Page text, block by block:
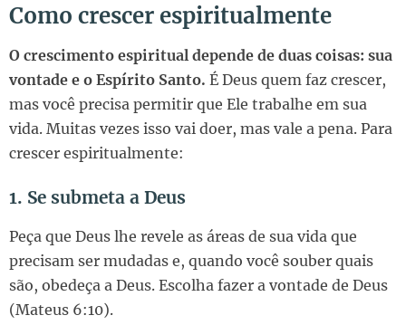
Como crescer espiritualmente
O crescimento espiritual depende de duas coisas: sua
vontade e o Espírito Santo. É Deus quem faz crescer,
mas você precisa permitir que Ele trabalhe em sua
vida. Muitas vezes isso vai doer, mas vale a pena. Para
crescer espiritualmente:
1. Se submeta a Deus
Peça que Deus lhe revele as áreas de sua vida que
precisam ser mudadas e, quando você souber quais
são, obedeça a Deus. Escolha fazer a vontade de Deus
(Mateus 6:10).